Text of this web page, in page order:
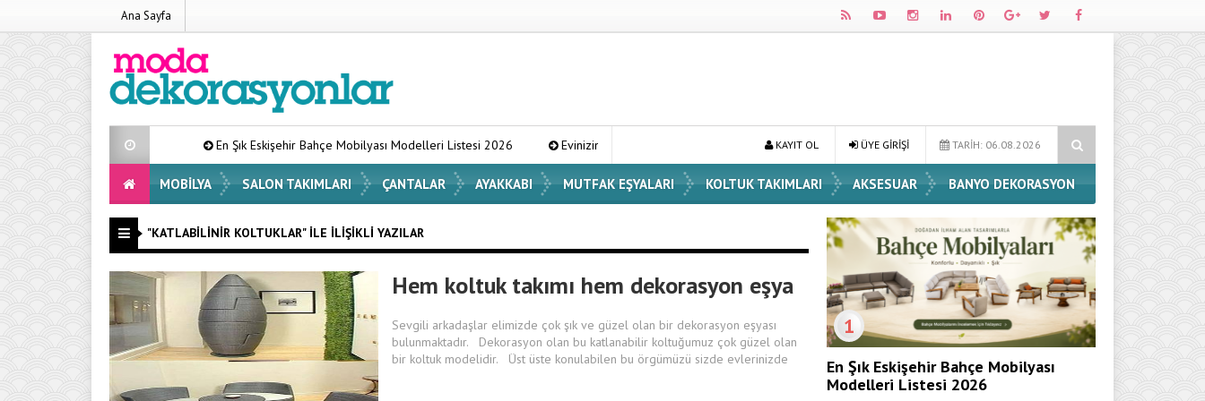
Ana Sayfa
En Şık Eskişehir Bahçe Mobilyası Modelleri Listesi 2026 Evinizin Atmosferini Değiştirecek En Şık Vazo Modelleri ve Dekorasyon Fikirleri Dossha, Sorumlu Üretim ve Performansı
TARİH: 06.08.2026
ÜYE GİRİŞİ
KAYIT OL
MOBILYA SALON TAKIMLARI ÇANTALAR AYAKKABI MUTFAK EŞYALARI KOLTUK TAKIMLARI AKSESUAR BANYO DEKORASYON
"KATLABILINIR KOLTUKLAR" ILE İLIŞIKLI YAZILAR
Hem koltuk takımı hem dekorasyon eşya
Sevgili arkadaşlar elimizde çok şık ve güzel olan bir dekorasyon eşyası
bulunmaktadır. Dekorasyon olan bu katlanabilir koltuğumuz çok güzel olan
bir koltuk modelidir. Üst üste konulabilen bu örgümüzü sizde evlerinizde
1
En Şık Eskişehir Bahçe Mobilyası
Modelleri Listesi 2026